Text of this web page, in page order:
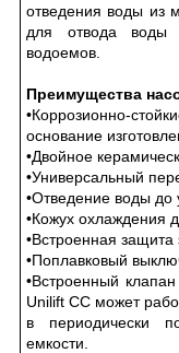
отведения воды из
для отвода воды
водоемов.
Преимущества
•Коррозионно-
основание
•Двойное
•Универсальный
•Отведение воды до
•Кожух охлаждения
•Встроенная защита
•Поплавковый
•Встроенный
Unilift CC может
в периодически
емкости.